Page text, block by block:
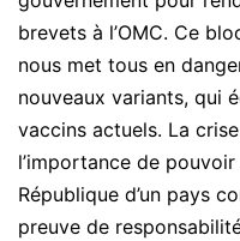
brevets à l’OMC. Ce
nous met tous en
nouveaux variants, qui
vaccins actuels. La
l’importance de
République d’un pays
preuve de